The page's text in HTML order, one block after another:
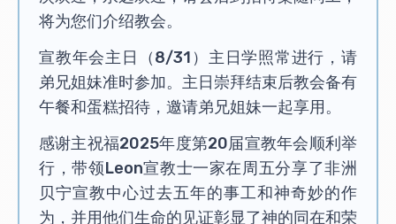
将为您们介绍教会。
宣教年会主日（8/31）主日学照常进行，请
弟兄姐妹准时参加。主日崇拜结束后教会备有
午餐和蛋糕招待，邀请弟兄姐妹一起享用。
感谢主祝福2025年度第20届宣教年会顺利举
行，带领Leon宣教士一家在周五分享了非洲
贝宁宣教中心过去五年的事工和神奇妙的作
为，并用他们生命的见证彰显了神的同在和荣